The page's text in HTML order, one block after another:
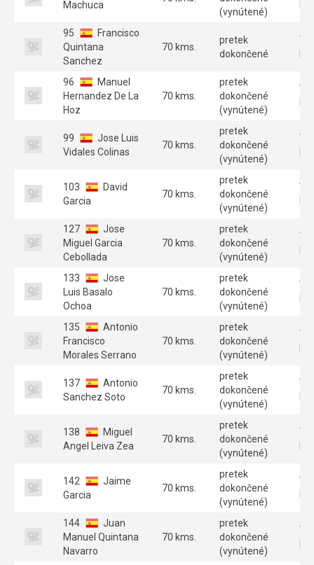
Machuca
(vynútené)
95
Francisco
Quintana
Sanchez
70 kms.
pretek
dokončené
96
Manuel
Hernandez De La
Hoz
70 kms.
pretek
dokončené
(vynútené)
99
Jose Luis
Vidales Colinas
70 kms.
pretek
dokončené
(vynútené)
103
David
Garcia
70 kms.
pretek
dokončené
(vynútené)
127
Jose
Miguel Garcia
Cebollada
70 kms.
pretek
dokončené
(vynútené)
133
Jose
Luis Basalo
Ochoa
70 kms.
pretek
dokončené
(vynútené)
135
Antonio
Francisco
Morales Serrano
70 kms.
pretek
dokončené
(vynútené)
137
Antonio
Sanchez Soto
70 kms.
pretek
dokončené
(vynútené)
138
Miguel
Angel Leiva Zea
70 kms.
pretek
dokončené
(vynútené)
142
Jaime
Garcia
70 kms.
pretek
dokončené
(vynútené)
144
Juan
Manuel Quintana
Navarro
70 kms.
pretek
dokončené
(vynútené)